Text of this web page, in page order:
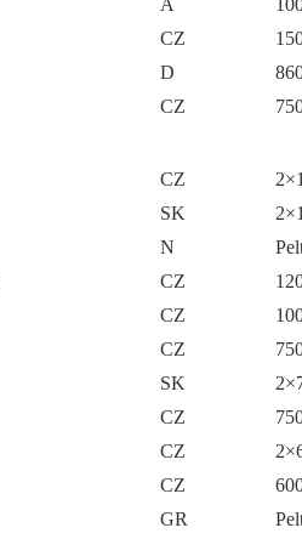
A
CZ
D
CZ
CZ
SK
N
CZ
CZ
CZ
SK
CZ
CZ
CZ
GR